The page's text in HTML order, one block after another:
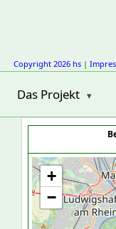
Copyright 2026 hs |
Das Projekt
+
−